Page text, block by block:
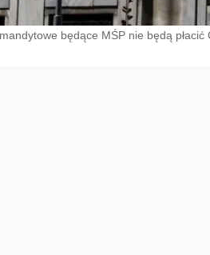
będące MŚP nie będą